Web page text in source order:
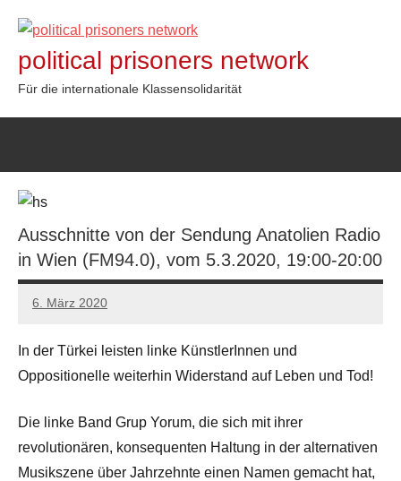
Inhalt
springen
political prisoners network
Für die internationale Klassensolidarität
Ausschnitte von der Sendung Anatolien Radio
in Wien (FM94.0), vom 5.3.2020, 19:00-20:00
6. März 2020
admin
In der Türkei leisten linke KünstlerInnen und
Oppositionelle weiterhin Widerstand auf Leben und Tod!
Die linke Band Grup Yorum, die sich mit ihrer
revolutionären, konsequenten Haltung in der alternativen
Musikszene über Jahrzehnte einen Namen gemacht hat,